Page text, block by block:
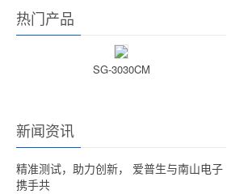
热门产品
SG-3030CM
新闻资讯
精准测试，助力创新， 爱普生与南山电子
携手共